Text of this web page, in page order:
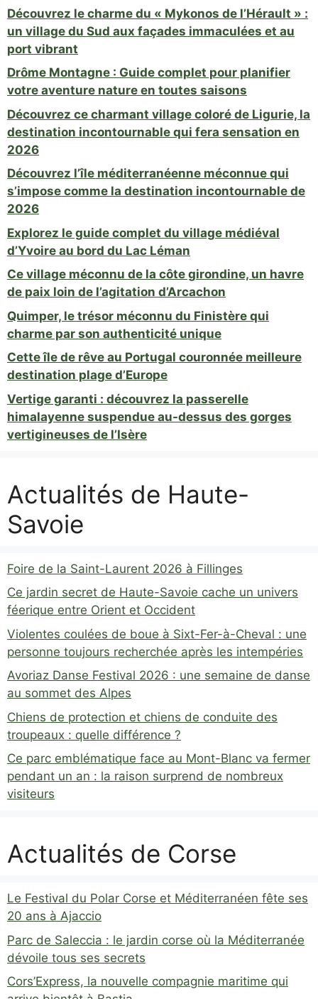
Découvrez le charme du « Mykonos de l’Hérault » :
un village du Sud aux façades immaculées et au
port vibrant
Drôme Montagne : Guide complet pour planifier
votre aventure nature en toutes saisons
Découvrez ce charmant village coloré de Ligurie, la
destination incontournable qui fera sensation en
2026
Découvrez l’île méditerranéenne méconnue qui
s’impose comme la destination incontournable de
2026
Explorez le guide complet du village médiéval
d’Yvoire au bord du Lac Léman
Ce village méconnu de la côte girondine, un havre
de paix loin de l’agitation d’Arcachon
Quimper, le trésor méconnu du Finistère qui
charme par son authenticité unique
Cette île de rêve au Portugal couronnée meilleure
destination plage d’Europe
Vertige garanti : découvrez la passerelle
himalayenne suspendue au-dessus des gorges
vertigineuses de l’Isère
Actualités de Haute-
Savoie
Foire de la Saint-Laurent 2026 à Fillinges
Ce jardin secret de Haute-Savoie cache un univers
féerique entre Orient et Occident
Violentes coulées de boue à Sixt-Fer-à-Cheval : une
personne toujours recherchée après les intempéries
Avoriaz Danse Festival 2026 : une semaine de danse
au sommet des Alpes
Chiens de protection et chiens de conduite des
troupeaux : quelle différence ?
Ce parc emblématique face au Mont-Blanc va fermer
pendant un an : la raison surprend de nombreux
visiteurs
Actualités de Corse
Le Festival du Polar Corse et Méditerranéen fête ses
20 ans à Ajaccio
Parc de Saleccia : le jardin corse où la Méditerranée
dévoile tous ses secrets
Cors’Express, la nouvelle compagnie maritime qui